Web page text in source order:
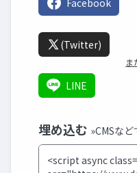
Facebook
(Twitter)
ま
LINE
埋め込む »CMSな